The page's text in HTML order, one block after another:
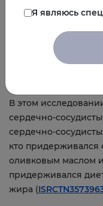
Результаты были
известна или были
протокола, были
В этом
сердечно-
сердечно-
кто
оливковым маслом
придерживался
жира (
Я являюсь